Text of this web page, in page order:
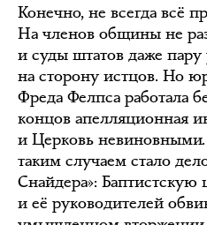
Конечно, не всегда всё
На членов общины не
и суды штатов даже пару
на сторону истцов. Но
Фреда Фелпса работала
концов апелляционная
и Церковь
таким случаем стало
Снайдера»: Баптистскую
и её руководителей